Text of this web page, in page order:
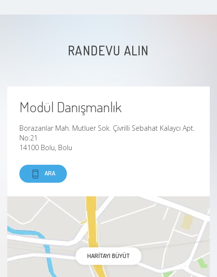
Konuşma Bozuklukları
Konuşmada Zorluk
Otizm
Selektif Mutizm
Ses Bozuklukları
Ses Hataları
Yarık Dudak-Damağa Bağlı Olarak Ortaya Çıkan
Konuşma Bozuklukları
RANDEVU ALIN
Modül Danışmanlık
Borazanlar Mah. Mutluer Sok. Çivrilli Sebahat Kalaycı Apt.
No:21
14100 Bolu, Bolu
ARA
HARITAYI BÜYÜT